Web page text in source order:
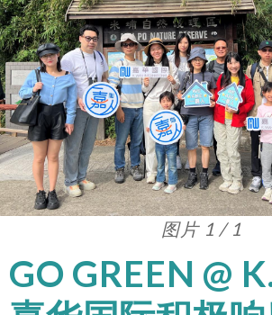
图片 1 / 1
GO GREEN @